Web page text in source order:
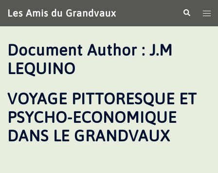
au
contenu
Les Amis du Grandvaux
le
Document Author : J.M
LEQUINO
VOYAGE PITTORESQUE ET
PSYCHO-ECONOMIQUE
DANS LE GRANDVAUX